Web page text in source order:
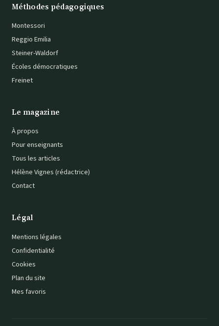
Méthodes pédagogiques
Montessori
Reggio Emilia
Steiner-Waldorf
Écoles démocratiques
Freinet
Le magazine
À propos
Pour enseignants
Tous les articles
Hélène Vignes (rédactrice)
Contact
Légal
Mentions légales
Confidentialité
Cookies
Plan du site
Mes favoris